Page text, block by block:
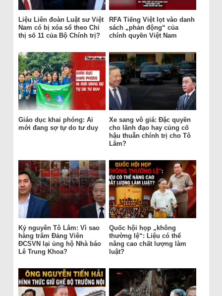
Liệu Liên đoàn Luật sư Việt
Nam có bị xóa sổ theo Chỉ
thị số 11 của Bộ Chính trị?
RFA Tiếng Việt lọt vào danh
sách „phản động“ của
chính quyền Việt Nam
Giáo dục khai phóng: Ai
mới đang sợ tự do tư duy
Xe sang vô giá: Đặc quyền
cho lãnh đạo hay củng cố
hậu thuẫn chính trị cho Tô
Lâm?
Kỷ nguyên Tô Lâm: Vì sao
hàng trăm Đảng Viên
ĐCSVN lại ủng hộ Nhà báo
Lê Trung Khoa?
Quốc hội họp „không
thường lệ“: Liệu có thể
nâng cao chất lượng làm
luật?